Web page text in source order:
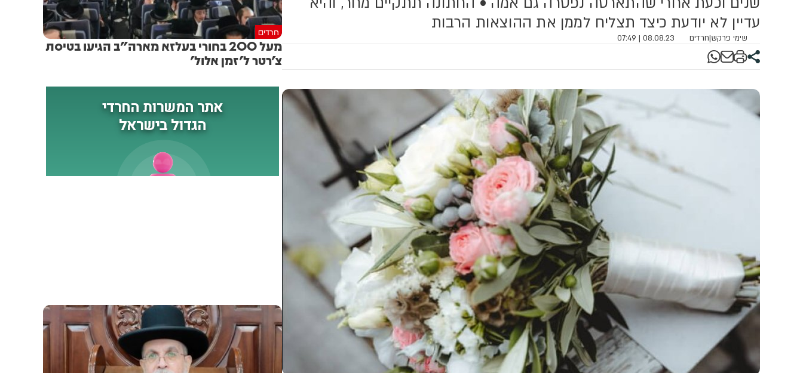
הביטחון (שפירא)
עדיין לא יודעת כיצד תצליח לממן את ההוצאות הרבות
שימי פרקש|חרדים 08.08.23 | 07:49
חרדים
מעל 200 בחורי בעלזא מארה"ב הגיעו בטיסת
צ'רטר ל'זמן אלול'